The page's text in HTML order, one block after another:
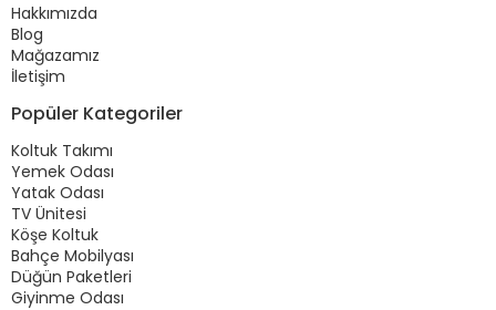
Hakkımızda
Blog
Mağazamız
İletişim
Popüler Kategoriler
Koltuk Takımı
Yemek Odası
Yatak Odası
TV Ünitesi
Köşe Koltuk
Bahçe Mobilyası
Düğün Paketleri
Giyinme Odası